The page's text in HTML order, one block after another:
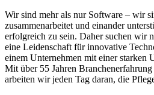
Wir sind mehr als nur Software – wir
zusammenarbeitet und einander
erfolgreich zu sein. Daher suchen wir
eine Leidenschaft für innovative
einem Unternehmen mit einer starken
Mit über 55 Jahren
arbeiten wir jeden Tag daran, die